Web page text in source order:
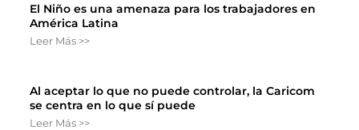
El Niño es una amenaza para los trabajadores en
América Latina
Leer Más >>
Al aceptar lo que no puede controlar, la Caricom
se centra en lo que sí puede
Leer Más >>